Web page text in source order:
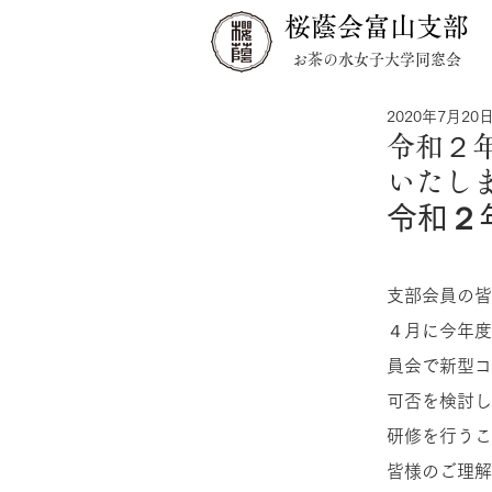
桜蔭会富山支部
お茶の水女子大学同窓会
令和２
いたし
2020年7月20
令和２
支部会員の
４月に今年
員会で新型
可否を検討
研修を行う
皆様のご理